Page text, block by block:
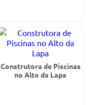
Construtora de Piscinas
no Alto da Lapa